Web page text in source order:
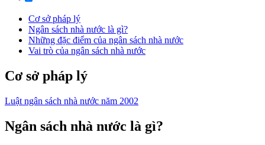
Cơ sở pháp lý
Ngân sách nhà nước là gì?
Những đặc điểm của ngân sách nhà nước
Vai trò của ngân sách nhà nước
Cơ sở pháp lý
Luật ngân sách nhà nước năm 2002
Ngân sách nhà nước là gì?